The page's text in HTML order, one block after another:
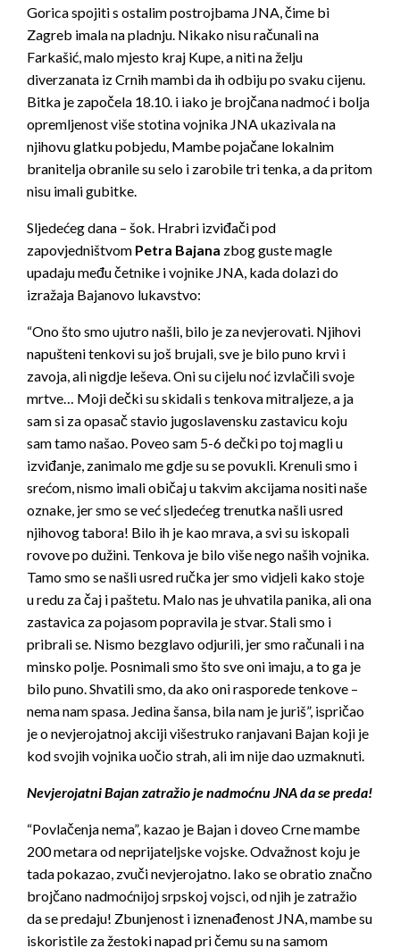
Gorica spojiti s ostalim postrojbama JNA, čime bi
Zagreb imala na pladnju. Nikako nisu računali na
Farkašić, malo mjesto kraj Kupe, a niti na želju
diverzanata iz Crnih mambi da ih odbiju po svaku cijenu.
Bitka je započela 18.10. i iako je brojčana nadmoć i bolja
opremljenost više stotina vojnika JNA ukazivala na
njihovu glatku pobjedu, Mambe pojačane lokalnim
branitelja obranile su selo i zarobile tri tenka, a da pritom
nisu imali gubitke.
Sljedećeg dana – šok. Hrabri izviđači pod
zapovjedništvom Petra Bajana zbog guste magle
upadaju među četnike i vojnike JNA, kada dolazi do
izražaja Bajanovo lukavstvo:
“Ono što smo ujutro našli, bilo je za nevjerovati. Njihovi
napušteni tenkovi su još brujali, sve je bilo puno krvi i
zavoja, ali nigdje leševa. Oni su cijelu noć izvlačili svoje
mrtve… Moji dečki su skidali s tenkova mitraljeze, a ja
sam si za opasač stavio jugoslavensku zastavicu koju
sam tamo našao. Poveo sam 5-6 dečki po toj magli u
izviđanje, zanimalo me gdje su se povukli. Krenuli smo i
srećom, nismo imali običaj u takvim akcijama nositi naše
oznake, jer smo se već sljedećeg trenutka našli usred
njihovog tabora! Bilo ih je kao mrava, a svi su iskopali
rovove po dužini. Tenkova je bilo više nego naših vojnika.
Tamo smo se našli usred ručka jer smo vidjeli kako stoje
u redu za čaj i paštetu. Malo nas je uhvatila panika, ali ona
zastavica za pojasom popravila je stvar. Stali smo i
pribrali se. Nismo bezglavo odjurili, jer smo računali i na
minsko polje. Posnimali smo što sve oni imaju, a to ga je
bilo puno. Shvatili smo, da ako oni rasporede tenkove –
nema nam spasa. Jedina šansa, bila nam je juriš”, ispričao
je o nevjerojatnoj akciji višestruko ranjavani Bajan koji je
kod svojih vojnika uočio strah, ali im nije dao uzmaknuti.
Nevjerojatni Bajan zatražio je nadmoćnu JNA da se preda!
“Povlačenja nema”, kazao je Bajan i doveo Crne mambe
200 metara od neprijateljske vojske. Odvažnost koju je
tada pokazao, zvuči nevjerojatno. Iako se obratio značno
brojčano nadmoćnijoj srpskoj vojsci, od njih je zatražio
da se predaju! Zbunjenost i iznenađenost JNA, mambe su
iskoristile za žestoki napad pri čemu su na samom